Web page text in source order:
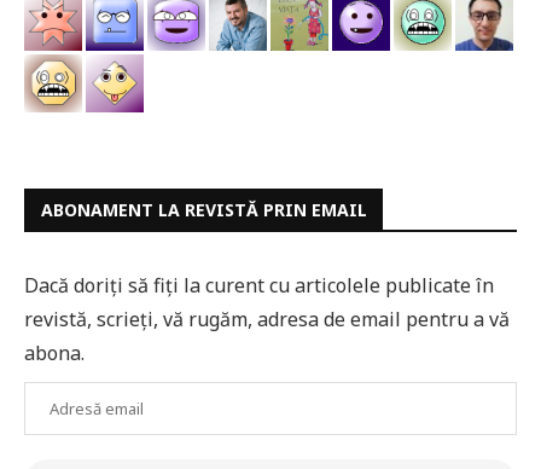
ABONAMENT LA REVISTĂ PRIN EMAIL
Dacă doriți să fiți la curent cu articolele publicate în
revistă, scrieți, vă rugăm, adresa de email pentru a vă
abona.